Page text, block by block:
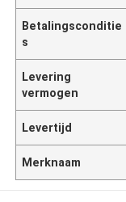
Betalingsconditie
s
Levering
vermogen
Levertijd
Merknaam